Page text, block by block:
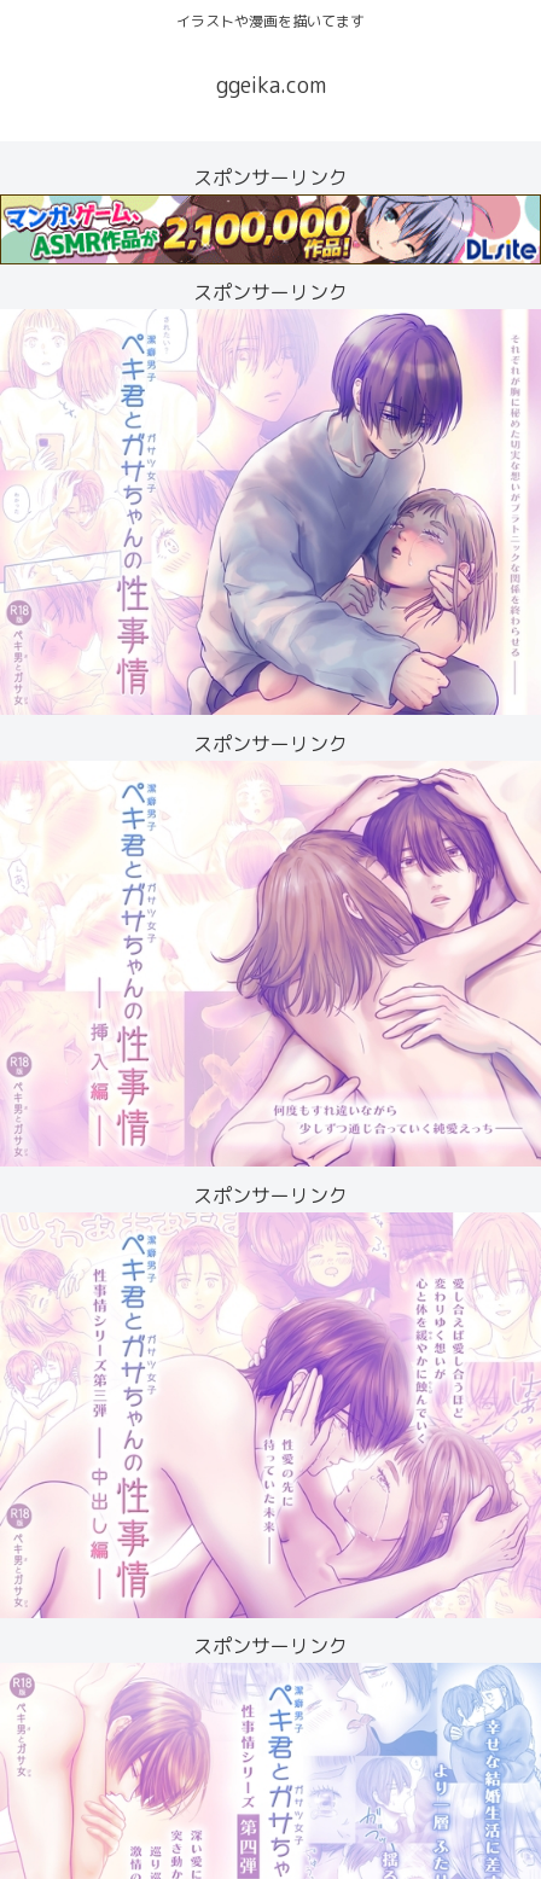
イラストや漫画を描いてます
ggeika.com
スポンサーリンク
スポンサーリンク
スポンサーリンク
スポンサーリンク
スポンサーリンク